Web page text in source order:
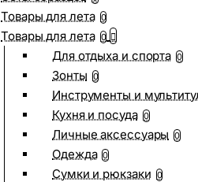
Товары для лета 0
Товары для лета 0
Для отдыха и спорта 0
Зонты 0
Инструменты и
Кухня и посуда 0
Личные аксессуары 0
Одежда 0
Сумки и рюкзаки 0